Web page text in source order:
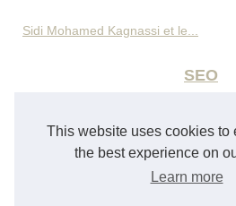
This website uses cookies to
the best experience on
Learn more
Sidi Mohamed Kagnassi et le...
SEO
Gestion d’avis clients pour...